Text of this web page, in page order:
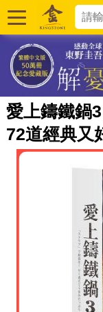
愛上鑄鐵鍋
72道經典又